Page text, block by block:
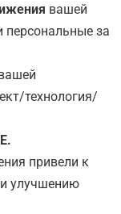
вашей
за
технология/
привели к
улучшению